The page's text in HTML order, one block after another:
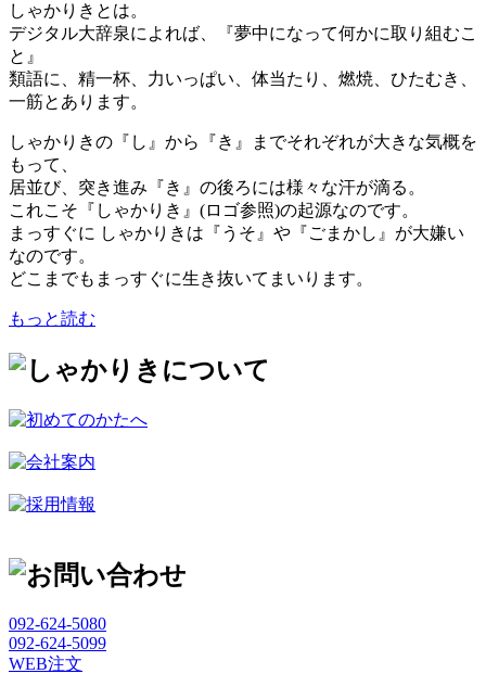
しゃかりきとは。
デジタル大辞泉によれば、『夢中になって何かに取り組むこ
と』
類語に、精一杯、力いっぱい、体当たり、燃焼、ひたむき、
一筋とあります。
しゃかりきの『し』から『き』までそれぞれが大きな気概を
もって、
居並び、突き進み『き』の後ろには様々な汗が滴る。
これこそ『しゃかりき』(ロゴ参照)の起源なのです。
まっすぐに しゃかりきは『うそ』や『ごまかし』が大嫌い
なのです。
どこまでもまっすぐに生き抜いてまいります。
もっと読む
092-624-5080
092-624-5099
WEB注文